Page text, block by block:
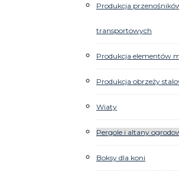
Produkcja
transportowych
Produkcja elementów
Produkcja obrzeży
Wiaty
Pergole i altany
Boksy dla koni